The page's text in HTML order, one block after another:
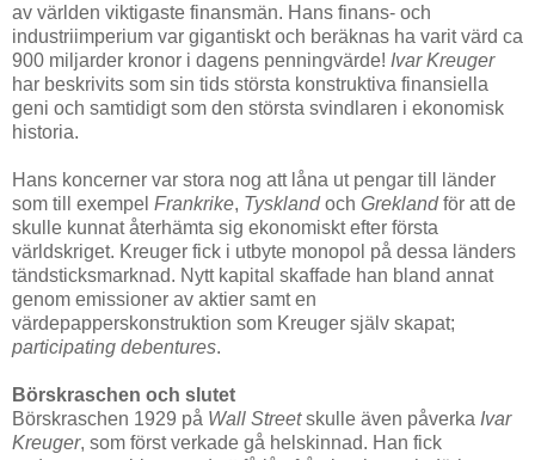
av världen viktigaste finansmän. Hans finans- och
industriimperium var gigantiskt och beräknas ha varit värd ca
900 miljarder kronor i dagens penningvärde! Ivar Kreuger
har beskrivits som sin tids största konstruktiva finansiella
geni och samtidigt som den största svindlaren i ekonomisk
historia.
Hans koncerner var stora nog att låna ut pengar till länder
som till exempel Frankrike, Tysklandoch Greklandför att de
skulle kunnat återhämta sig ekonomiskt efter första
världskriget. Kreuger fick i utbyte monopol på dessa länders
tändsticksmarknad. Nytt kapital skaffade han bland annat
genom emissioner av aktier samt en
värdepapperskonstruktion som Kreuger själv skapat;
participating debentures.
Börskraschen och slutet
Börskraschen 1929 på Wall Streetskulle även påverka Ivar
Kreuger, som först verkade gå helskinnad. Han fick